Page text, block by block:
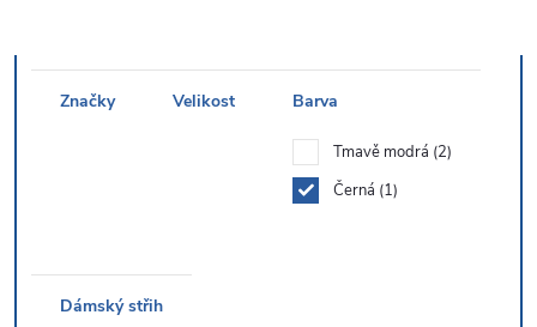
Značky Velikost Barva
Tmavě modrá 2
Černá 1
Dámský střih